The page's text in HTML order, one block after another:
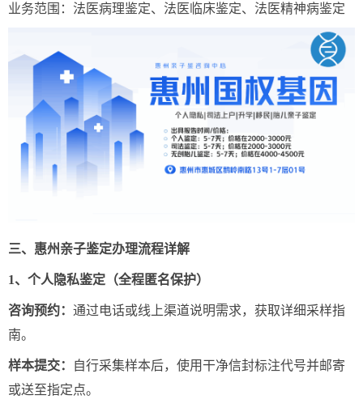
业务范围：法医病理鉴定、法医临床鉴定、法医精神病鉴定
三、惠州亲子鉴定办理流程详解
1、个人隐私鉴定（全程匿名保护）
咨询预约： 通过电话或线上渠道说明需求，获取详细采样指
南。
样本提交：
自行采集样本后，使用干净信封标注代号并邮寄
或送至指定点。